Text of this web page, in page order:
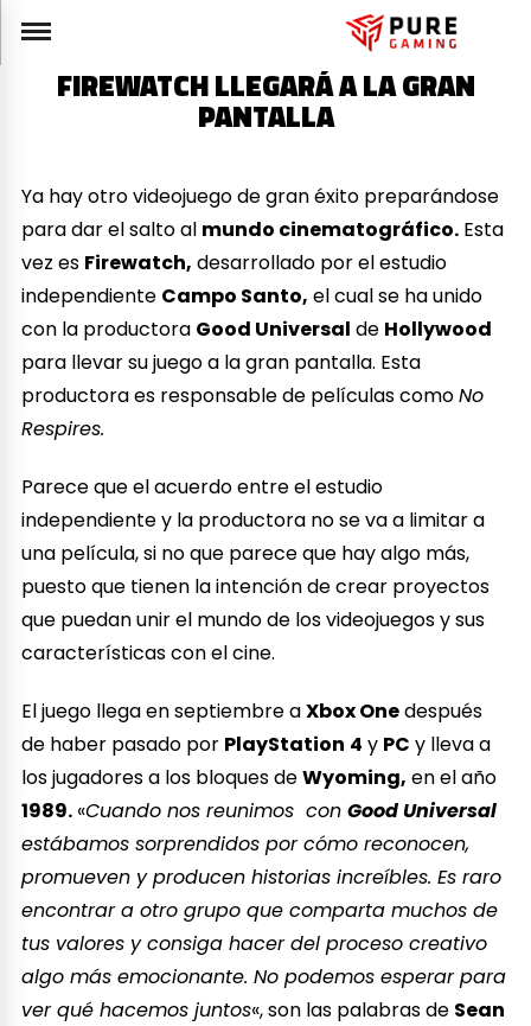
FIREWATCH LLEGARÁ A LA GRAN
PANTALLA
Ya hay otro videojuego de gran éxito preparándose
para dar el salto al mundo cinematográfico. Esta
vez es Firewatch, desarrollado por el estudio
independiente Campo Santo, el cual se ha unido
con la productora Good Universal de Hollywood
para llevar su juego a la gran pantalla. Esta
productora es responsable de películas comoNo
Respires.
Parece que el acuerdo entre el estudio
independiente y la productora no se va a limitar a
una película, si no que parece que hay algo más,
puesto que tienen la intención de crear proyectos
que puedan unir el mundo de los videojuegos y sus
características con el cine.
El juego llega en septiembre aXbox Onedespués
de haber pasado por PlayStation 4 y PC y lleva a
los jugadores a los bloques deWyoming, en el año
1989. «Cuando nos reunimos conGood Universal
estábamos sorprendidos por cómo reconocen,
promueven y producen historias increíbles. Es raro
encontrar a otro grupo que comparta muchos de
tus valores y consiga hacer del proceso creativo
algo más emocionante. No podemos esperar para
ver qué hacemos juntos«, son las palabras de Sean